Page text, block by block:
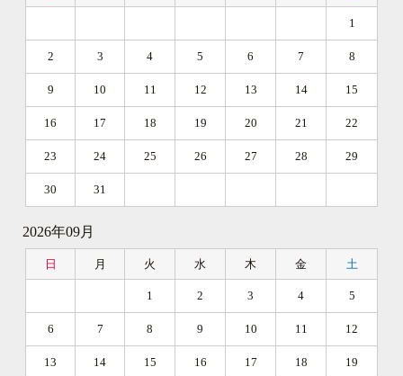
1
2 3 4 5 6 7 8
9 10 11 12 13 14 15
16 17 18 19 20 21 22
23 24 25 26 27 28 29
30 31
2026年09月
日 月 火 水 木 金 土
1 2 3 4 5
6 7 8 9 10 11 12
13 14 15 16 17 18 19